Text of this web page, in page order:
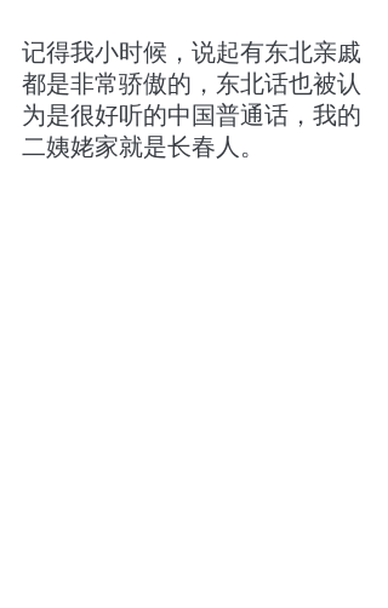
记得我小时候，说起有东北亲戚
都是非常骄傲的，东北话也被认
为是很好听的中国普通话，我的
二姨姥家就是长春人。